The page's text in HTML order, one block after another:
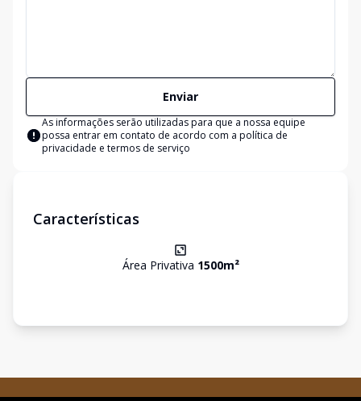
Enviar
As informações serão utilizadas para que a nossa equipe
possa entrar em contato de acordo com a política de
privacidade e termos de serviço
Características
Área Privativa 1500m²